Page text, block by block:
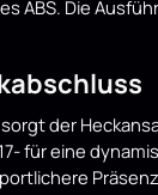
ABS. Die
der
für eine